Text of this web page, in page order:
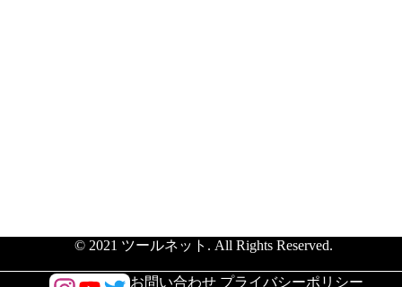
お問い合わせ プライバシーポリシー
© 2021 ツールネット. All Rights Reserved.